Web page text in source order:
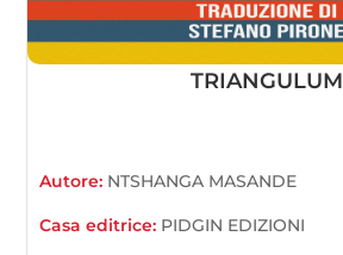
TRIANGULUM
Autore: NTSHANGA MASANDE
Casa editrice: PIDGIN EDIZIONI